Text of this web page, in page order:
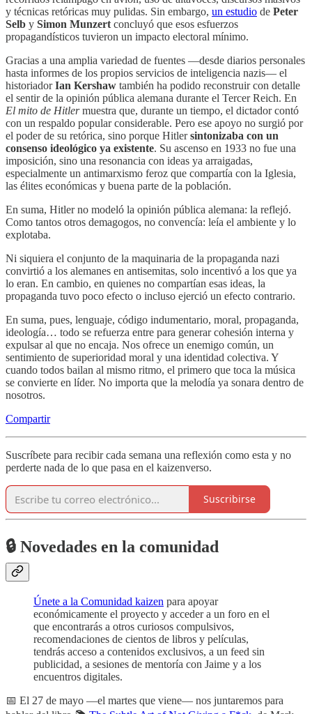
y técnicas retóricas muy pulidas. Sin embargo, un estudio de Peter
Selb y Simon Munzert concluyó que esos esfuerzos
propagandísticos tuvieron un impacto electoral mínimo.
Gracias a una amplia variedad de fuentes —desde diarios personales
hasta informes de los propios servicios de inteligencia nazis— el
historiadorIan Kershaw también ha podido reconstruir con detalle
el sentir de la opinión pública alemana durante el Tercer Reich. En
El mito de Hitlermuestra que, durante un tiempo, el dictador contó
con un respaldo popular considerable. Pero ese apoyo no surgió por
el poder de su retórica, sino porque Hitlersintonizaba con un
consenso ideológico ya existente. Su ascenso en 1933 no fue una
imposición, sino una resonancia con ideas ya arraigadas,
especialmente un antimarxismo feroz que compartía con la Iglesia,
las élites económicas y buena parte de la población.
En suma, Hitler no modeló la opinión pública alemana: la reflejó.
Como tantos otros demagogos, no convencía: leía el ambiente y lo
explotaba.
Ni siquiera el conjunto de la maquinaria de la propaganda nazi
convirtió a los alemanes en antisemitas, solo incentivó a los que ya
lo eran. En cambio, en quienes no compartían esas ideas, la
propaganda tuvo poco efecto o incluso ejerció un efecto contrario.
En suma, pues, lenguaje, código indumentario, moral, propaganda,
ideología… todo se refuerza entre para generar cohesión interna y
expulsar al que no encaja. Nos ofrece un enemigo común, un
sentimiento de superioridad moral y una identidad colectiva. Y
cuando todos bailan al mismo ritmo, el primero que toca la música
se convierte en líder. No importa que la melodía ya sonara dentro de
nosotros.
Compartir
Suscríbete para recibir cada semana una reflexión como esta y no
perderte nada de lo que pasa en el kaizenverso.
Suscribirse
🔒 Novedades en la comunidad
Únete a la Comunidad kaizen para apoyar
económicamente el proyecto y acceder a un foro en el
que encontrarás a otros curiosos compulsivos,
recomendaciones de cientos de libros y películas,
tendrás acceso a contenidos exclusivos, a un feed sin
publicidad, a sesiones de mentoría con Jaime y a los
encuentros digitales.
📅 El 27 de mayo —el martes que viene— nos juntaremos para